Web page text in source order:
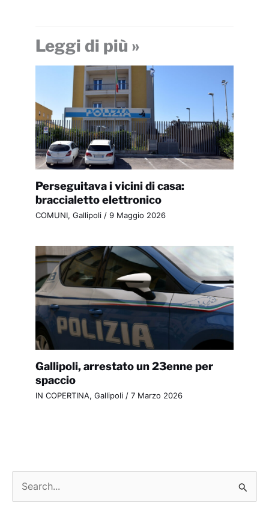
Leggi di più »
Perseguitava i vicini di casa:
braccialetto elettronico
COMUNI, Gallipoli/ 9 Maggio 2026
Gallipoli, arrestato un 23enne per
spaccio
IN COPERTINA, Gallipoli/ 7 Marzo 2026